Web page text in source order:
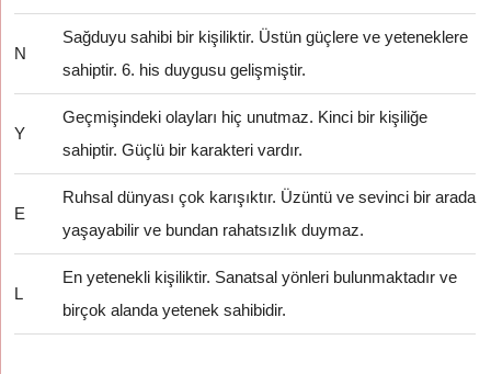
N
Sağduyu sahibi bir kişiliktir. Üstün güçlere ve yeteneklere
sahiptir. 6. his duygusu gelişmiştir.
Y
Geçmişindeki olayları hiç unutmaz. Kinci bir kişiliğe
sahiptir. Güçlü bir karakteri vardır.
E
Ruhsal dünyası çok karışıktır. Üzüntü ve sevinci bir arada
yaşayabilir ve bundan rahatsızlık duymaz.
L
En yetenekli kişiliktir. Sanatsal yönleri bulunmaktadır ve
birçok alanda yetenek sahibidir.